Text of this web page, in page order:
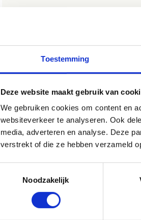
Toestemming
Deze website maakt gebruik van
We gebruiken cookies om content en
websiteverkeer te analyseren. Ook
media, adverteren en analyse. Deze
verstrekt of die ze hebben verzameld
Noodzakelijk
Als je een Multimovelessenreeks
promotie (drukwerk, website,
Je gebruikt de naam en/of
Je kadert het basisconcept
Duur lessenreeks
Om bewegen als gewoonte aan